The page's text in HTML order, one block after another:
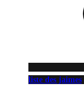
liste des jaimes